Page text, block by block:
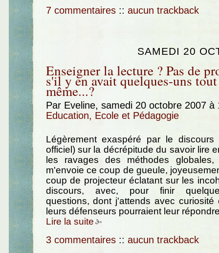
7 commentaires :: aucun trackback
SAMEDI 20
Enseigner la lecture ? Pas de
s'il y en avait quelques-uns
même...?
Par Eveline, samedi 20 octobre 2007
Education, Ecole et Pédagogie
Légèrement exaspéré par le discours
officiel) sur la décrépitude du savoir lire
les ravages des méthodes globales,
m'envoie ce coup de gueule,
coup de projecteur éclatant sur les
discours, avec, pour finir
questions, dont j'attends avec
leurs défenseurs pourraient leur
Lire la suite
3 commentaires :: aucun trackback